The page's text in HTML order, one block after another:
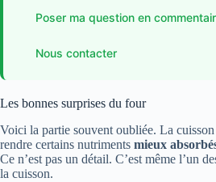
Poser ma question en
Nous contacter
Les bonnes surprises du four
Voici la partie souvent oubliée. La
rendre certains nutriments mieux
Ce n’est pas un détail. C’est même l’un
la cuisson.